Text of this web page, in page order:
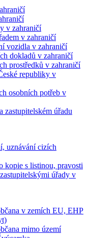
v zahraničí
v zahraničí
vozidla v zahraničí
dokladů v zahraničí
prostředků v zahraničí
republiky v
osobních potřeb v
zastupitelském úřadu
uznávání cizích
kopie s listinou, pravosti
úřady v
v zemích EU, EHP
mimo území